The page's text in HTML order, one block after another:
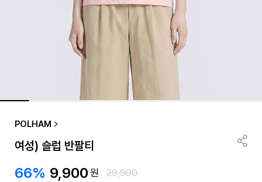
POLHAM
여성) 슬럽 반팔티
66% 9,900원 29,900